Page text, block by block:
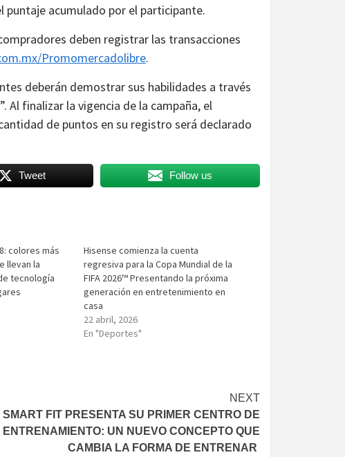
puntaje acumulado por el participante.
deben registrar las transacciones
Promomercadolibre.
deberán demostrar sus habilidades a través
Al finalizar la vigencia de la campaña, el
de puntos en su registro será declarado
Tweet Follow us
colores más
llevan la
tecnología
Hisense comienza la cuenta
regresiva para la Copa Mundial de la
FIFA 2026™ Presentando la próxima
generación en entretenimiento en
casa
22 abril, 2026
En "Deportes"
NEXT
SMART FIT PRESENTA SU PRIMER CENTRO DE
ENTRENAMIENTO: UN NUEVO CONCEPTO QUE
CAMBIA LA FORMA DE ENTRENAR